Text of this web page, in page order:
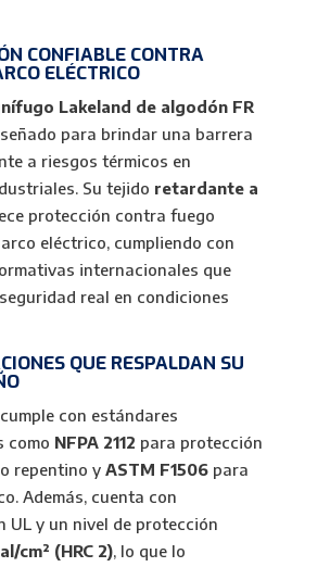
CONFIABLE CONTRA
ELÉCTRICO
Lakeland de algodón FR
para brindar una barrera
a riesgos térmicos en
Su tejido retardante a
protección contra fuego
eléctrico, cumpliendo con
internacionales que
real en condiciones
QUE RESPALDAN SU
con estándares
como NFPA 2112 para protección
repentino y ASTM F1506para
Además, cuenta con
UL y un nivel de protección
cm² (HRC 2), lo que lo